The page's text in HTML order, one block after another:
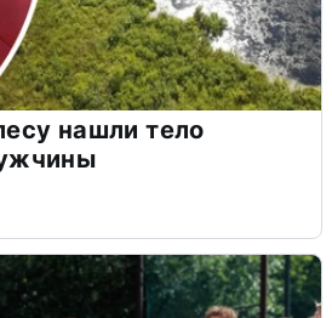
нашли тело